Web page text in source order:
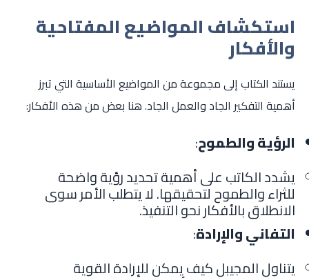
استكشاف المواضيع المفتاحية
والأفكار
يستند الكتاب إلى مجموعة من المواضيع الأساسية التي تبرز
أهمية التفكير الجاد والعمل الجاد. هنا بعض من هذه الأفكار:
الرؤية والطموح:
يشدد الكاتب على أهمية تحديد رؤية واضحة
للثراء والطموح لتحقيقها. لا يتطلب الأمر سوى
الانطلاق بالأفكار نحو التنفيذ.
التفاني والإرادة:
يتناول المجيبل كيف يمكن للإرادة القوية